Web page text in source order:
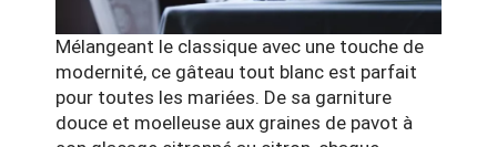
Mélangeant le classique avec une touche de
modernité, ce gâteau tout blanc est parfait
pour toutes les mariées. De sa garniture
douce et moelleuse aux graines de pavot à